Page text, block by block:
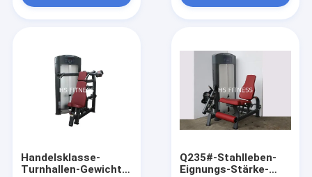
Produkte
Videos
Über uns
Handelsklasse-
Turnhallen-Gewichts-
Q235#-Stahlleben-
Eignungs-Stärke-